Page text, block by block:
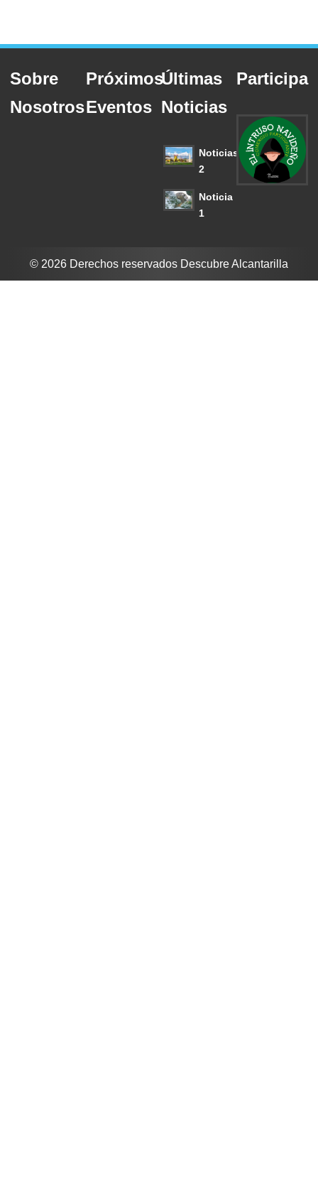
Sobre
Nosotros
Próximos
Eventos
Últimas
Noticias
Noticias
2
Noticia
1
Participa
© 2026 Derechos reservados Descubre Alcantarilla